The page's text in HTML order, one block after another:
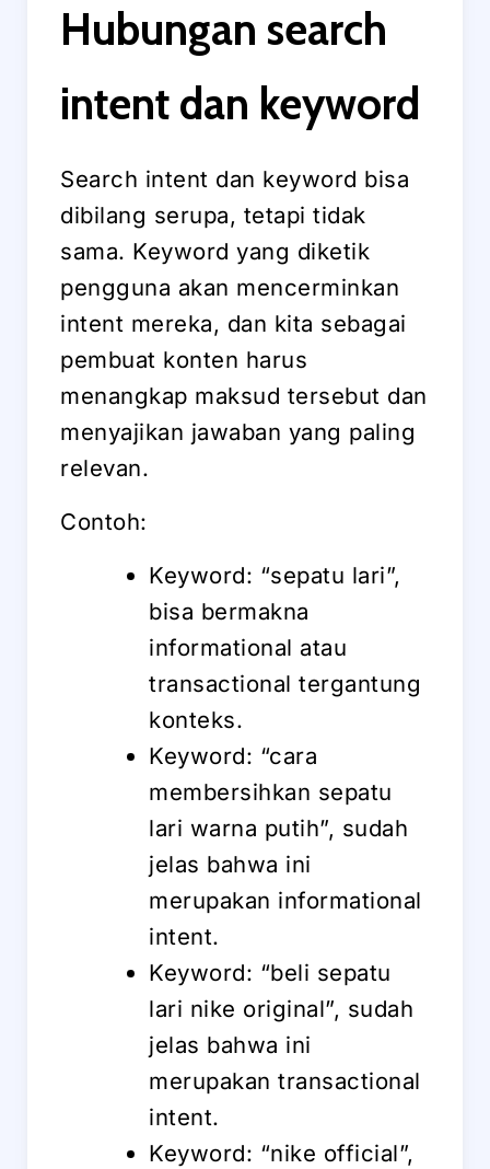
Hubungan search
intent dan keyword
Search intent dan keyword bisa
dibilang serupa, tetapi tidak
sama. Keyword yang diketik
pengguna akan mencerminkan
intent mereka, dan kita sebagai
pembuat konten harus
menangkap maksud tersebut dan
menyajikan jawaban yang paling
relevan.
Contoh:
Keyword: “sepatu lari”,
bisa bermakna
informational atau
transactional tergantung
konteks.
Keyword: “cara
membersihkan sepatu
lari warna putih”, sudah
jelas bahwa ini
merupakan informational
intent.
Keyword: “beli sepatu
lari nike original”, sudah
jelas bahwa ini
merupakan transactional
intent.
Keyword: “nike official”,